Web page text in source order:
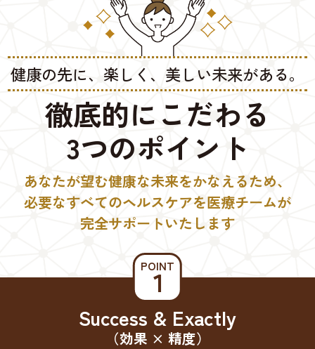
健康の先に、楽しく、美しい未来がある。
徹底的にこだわる
3つのポイント
あなたが望む健康な未来をかなえるため、
必要なすべてのヘルスケアを医療チームが
完全サポートいたします
POINT
１
Success & Exactly
（効果 × 精度）